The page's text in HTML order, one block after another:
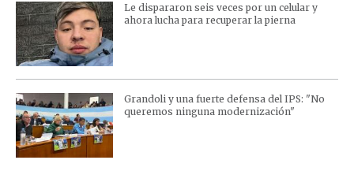
Le dispararon seis veces por un celular y
ahora lucha para recuperar la pierna
Grandoli y una fuerte defensa del IPS: "No
queremos ninguna modernización"